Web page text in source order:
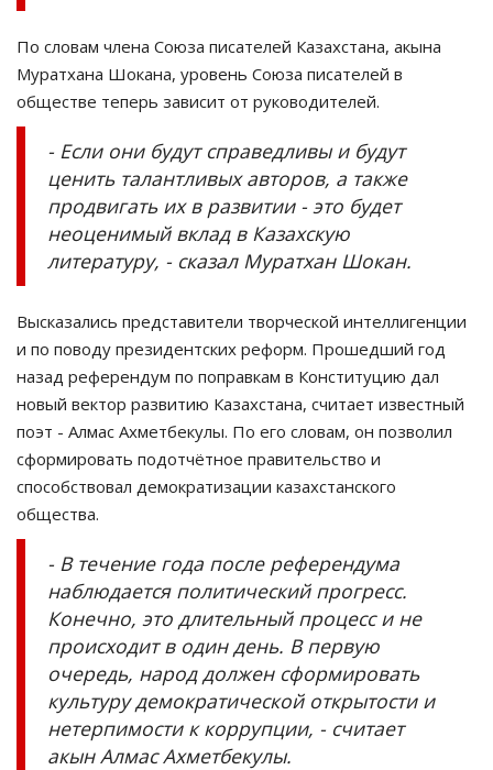
По словам члена Союза писателей Казахстана, акына
Муратхана Шокана, уровень Союза писателей в
обществе теперь зависит от руководителей.
- Если они будут справедливы и будут
ценить талантливых авторов, а также
продвигать их в развитии - это будет
неоценимый вклад в Казахскую
литературу, - сказал Муратхан Шокан.
Высказались представители творческой интеллигенции
и по поводу президентских реформ. Прошедший год
назад референдум по поправкам в Конституцию дал
новый вектор развитию Казахстана, считает известный
поэт - Алмас Ахметбекулы. По его словам, он позволил
сформировать подотчётное правительство и
способствовал демократизации казахстанского
общества.
- В течение года после референдума
наблюдается политический прогресс.
Конечно, это длительный процесс и не
происходит в один день. В первую
очередь, народ должен сформировать
культуру демократической открытости и
нетерпимости к коррупции, - считает
акын Алмас Ахметбекулы.